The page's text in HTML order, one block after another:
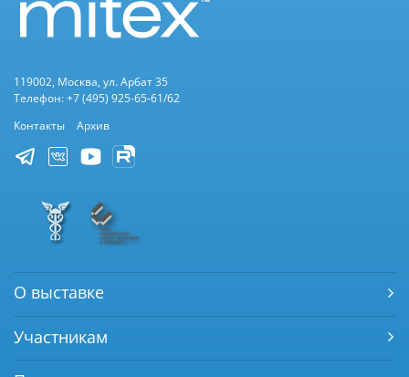
119002, Москва, ул. Арбат 35
Телефон: +7 (495) 925-65-61/62
Контакты
Архив
О выставке
Участникам